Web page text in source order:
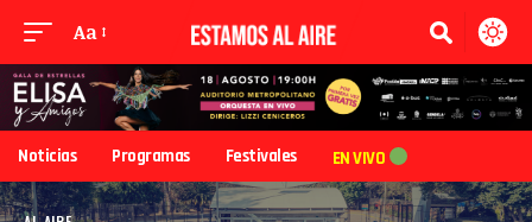
Aa
Noticias Programas Festivales EN VIVO